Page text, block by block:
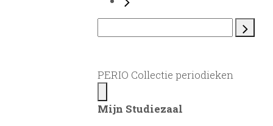
PERIO Collectie periodieken
Mijn Studiezaal